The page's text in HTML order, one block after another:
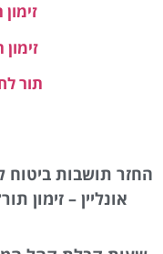
תור
החזר תושבות ביטוח
אונליין – זימון